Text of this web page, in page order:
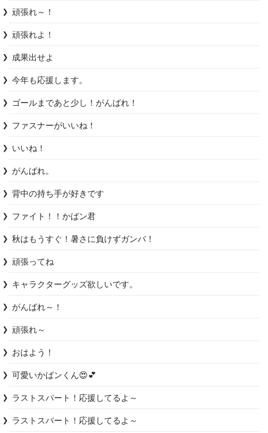
頑張れ～！
頑張れよ！
成果出せよ
今年も応援します。
ゴールまであと少し！がんばれ！
ファスナーがいいね！
いいね！
がんばれ。
背中の持ち手が好きです
ファイト！！かばン君
秋はもうすぐ！暑さに負けずガンバ！
頑張ってね
キャラクターグッズ欲しいです。
がんばれ～！
頑張れ～
おはよう！
可愛いかばンくん😍💕
ラストスパート！応援してるよ～
ラストスパート！応援してるよ～